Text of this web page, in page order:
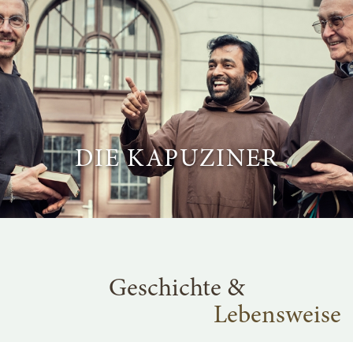
DIE KAPUZINER
Geschichte &
Lebensweise